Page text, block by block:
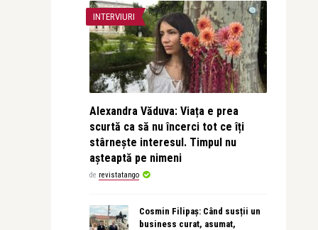
INTERVIURI
Alexandra Văduva: Viața e prea
scurtă ca să nu încerci tot ce îți
stârnește interesul. Timpul nu
așteaptă pe nimeni
de revistatango
Cosmin Filipaș: Când susții un
business curat, asumat,